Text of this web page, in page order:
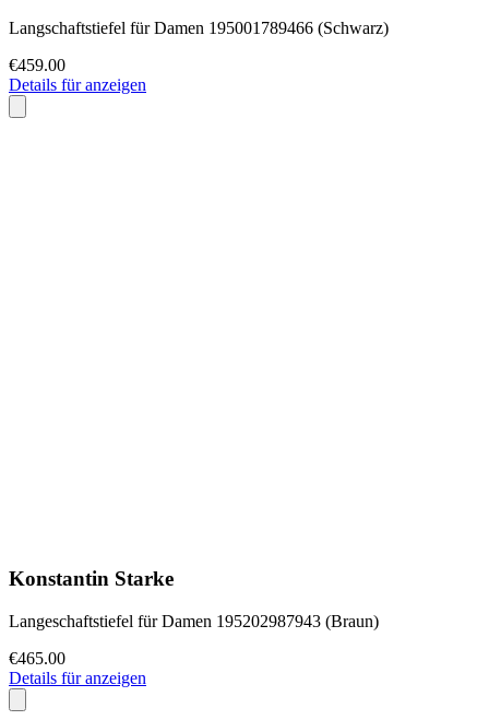
Langschaftstiefel für Damen 195001789466 (Schwarz)
€459.00
Details für anzeigen
Konstantin Starke
Langeschaftstiefel für Damen 195202987943 (Braun)
€465.00
Details für anzeigen